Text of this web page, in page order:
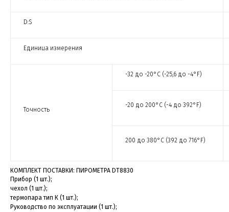
D:S
Единица измерения
Точность
-32 до -20°C (-25,6 до -4°F)
-20 до 200°C (-4 до 392°F)
200 до 380°C (392 до 716°F)
КОМПЛЕКТ ПОСТАВКИ: ПИРОМЕТРА DT8830
Прибор (1 шт.);
чехол (1 шт.);
термопара тип К (1 шт.);
Руководство по эксплуатации (1 шт.);